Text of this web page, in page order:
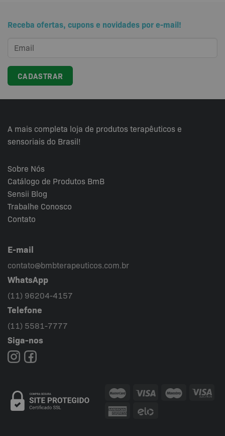
Receba ofertas, cupons e novidades por e-mail!
A mais completa loja de produtos terapêuticos e
sensoriais do Brasil!
Sobre Nós
Catálogo de Produtos BmB
Sensii Blog
Trabalhe Conosco
Contato
E-mail
contato@bmbterapeuticos.com.br
WhatsApp
(11) 96204-4157
Telefone
(11) 5581-7777
Siga-nos